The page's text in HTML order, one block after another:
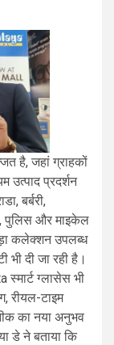
है, जहां ग्राहकों
प्रदर्शन
बर्बरी,
पुलिस और माइकेल
कलेक्शन उपलब्ध
दी जा रही है।
ग्लासेस भी
रीयल-टाइम
का नया अनुभव
डे ने बताया कि